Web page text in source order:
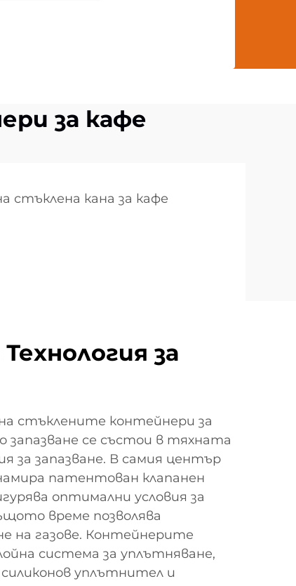
за кафе
стъклена кана за кафе
за
стъклените контейнери за
запазване се състои в тяхната
за запазване. В самия център
патентован клапанен
оптимални условия за
време позволява
на газове. Контейнерите
система за уплътняване,
уплътнител и